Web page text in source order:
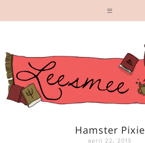
Hamster Pixie
april 22, 2015